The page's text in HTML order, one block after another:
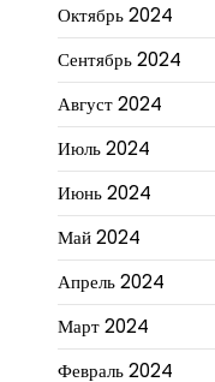
Октябрь 2024
Сентябрь 2024
Август 2024
Июль 2024
Июнь 2024
Май 2024
Апрель 2024
Март 2024
Февраль 2024